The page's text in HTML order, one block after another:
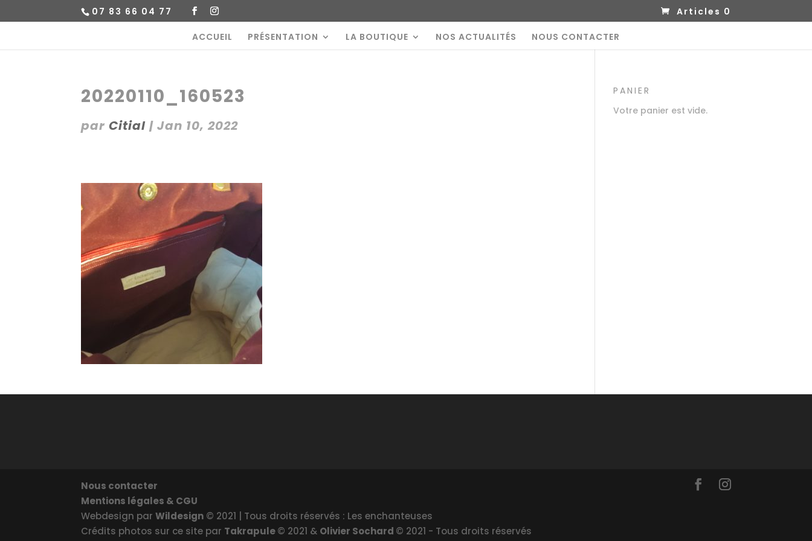
07 83 66 04 77 Articles 0
ACCUEIL PRÉSENTATION LA BOUTIQUE NOS ACTUALITÉS NOUS CONTACTER
20220110_160523
parCitial |Jan 10, 2022
PANIER
Votre panier est vide.
Nous contacter
Mentions légales & CGU
Webdesign parWildesign © 2021 | Tous droits réservés : Les enchanteuses
Crédits photos sur ce site par Takrapule© 2021 & Olivier Sochard © 2021 - Tous droits réservés